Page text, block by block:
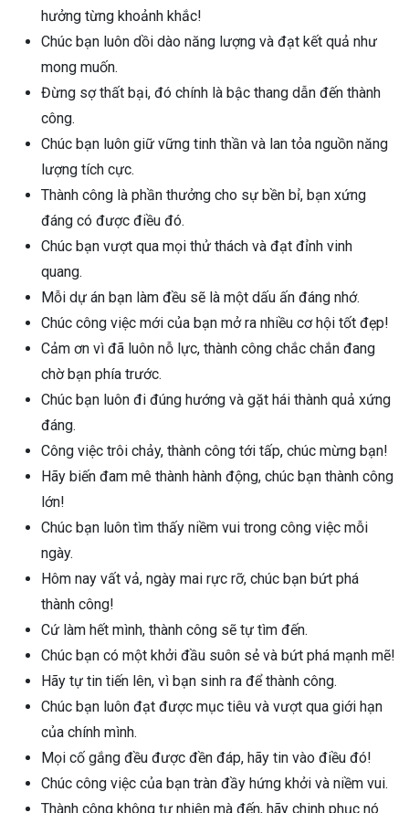
hưởng từng khoảnh khắc!
Chúc bạn luôn dồi dào năng lượng và đạt kết quả như
mong muốn.
Đừng sợ thất bại, đó chính là bậc thang dẫn đến thành
công.
Chúc bạn luôn giữ vững tinh thần và lan tỏa nguồn năng
lượng tích cực.
Thành công là phần thưởng cho sự bền bỉ, bạn xứng
đáng có được điều đó.
Chúc bạn vượt qua mọi thử thách và đạt đỉnh vinh
quang.
Mỗi dự án bạn làm đều sẽ là một dấu ấn đáng nhớ.
Chúc công việc mới của bạn mở ra nhiều cơ hội tốt đẹp!
Cảm ơn vì đã luôn nỗ lực, thành công chắc chắn đang
chờ bạn phía trước.
Chúc bạn luôn đi đúng hướng và gặt hái thành quả xứng
đáng.
Công việc trôi chảy, thành công tới tấp, chúc mừng bạn!
Hãy biến đam mê thành hành động, chúc bạn thành công
lớn!
Chúc bạn luôn tìm thấy niềm vui trong công việc mỗi
ngày.
Hôm nay vất vả, ngày mai rực rỡ, chúc bạn bứt phá
thành công!
Cứ làm hết mình, thành công sẽ tự tìm đến.
Chúc bạn có một khởi đầu suôn sẻ và bứt phá mạnh mẽ!
Hãy tự tin tiến lên, vì bạn sinh ra để thành công.
Chúc bạn luôn đạt được mục tiêu và vượt qua giới hạn
của chính mình.
Mọi cố gắng đều được đền đáp, hãy tin vào điều đó!
Chúc công việc của bạn tràn đầy hứng khởi và niềm vui.
Thành công không tự nhiên mà đến, hãy chinh phục nó